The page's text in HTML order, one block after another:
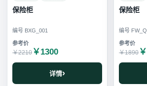
保险柜
编号 BXG_001
￥2210 ￥1300
详情
保险柜
编号
￥1890